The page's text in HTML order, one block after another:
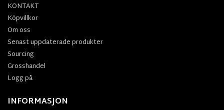
KONTAKT
Köpvillkor
Om oss
Senast uppdaterade produkter
Sourcing
Grosshandel
Logg på
INFORMASJON